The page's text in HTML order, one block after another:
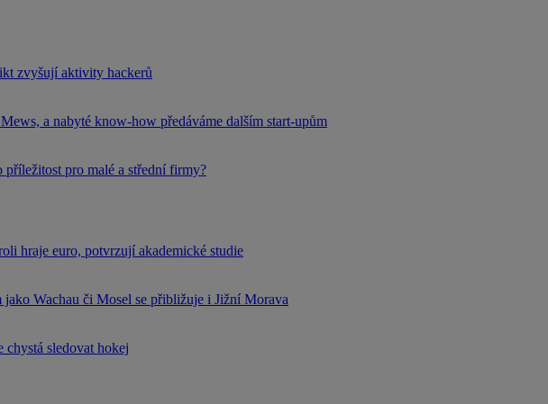
zvyšují aktivity hackerů
a nabyté know-how předáváme dalším start-upům
pro malé a střední firmy?
hraje euro, potvrzují akademické studie
Wachau či Mosel se přibližuje i Jižní Morava
sledovat hokej